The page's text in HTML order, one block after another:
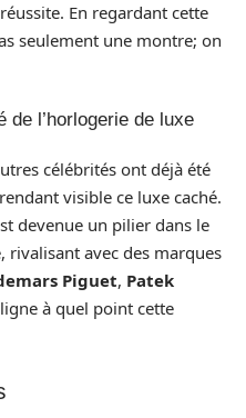
En regardant cette
seulement une montre; on
de l’horlogerie de luxe
célébrités ont déjà été
visible ce luxe caché.
devenue un pilier dans le
rivalisant avec des marques
Piguet, Patek
à quel point cette